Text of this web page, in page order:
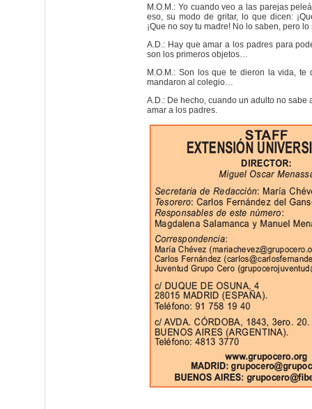
M.O.M.: Yo cuando veo a las parejas
eso, su modo de gritar, lo que dicen:
¡Que no soy tu madre! No lo saben, pero lo
A.D.: Hay que amar a los padres para
son los primeros objetos…
M.O.M.: Son los que te dieron la vida, te
mandaron al colegio…
A.D.: De hecho, cuando un adulto no sabe
amar a los padres.